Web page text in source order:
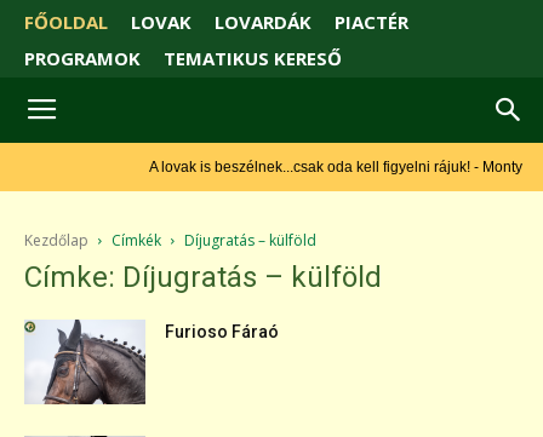
FŐOLDAL LOVAK LOVARDÁK
PIACTÉR
PROGRAMOK
TEMATIKUS KERESŐ
A lovak is beszélnek...csak oda kell figyelni rájuk! - Monty Roberts
Kezdőlap Címkék Díjugratás – külföld
Címke: Díjugratás – külföld
Furioso Fáraó